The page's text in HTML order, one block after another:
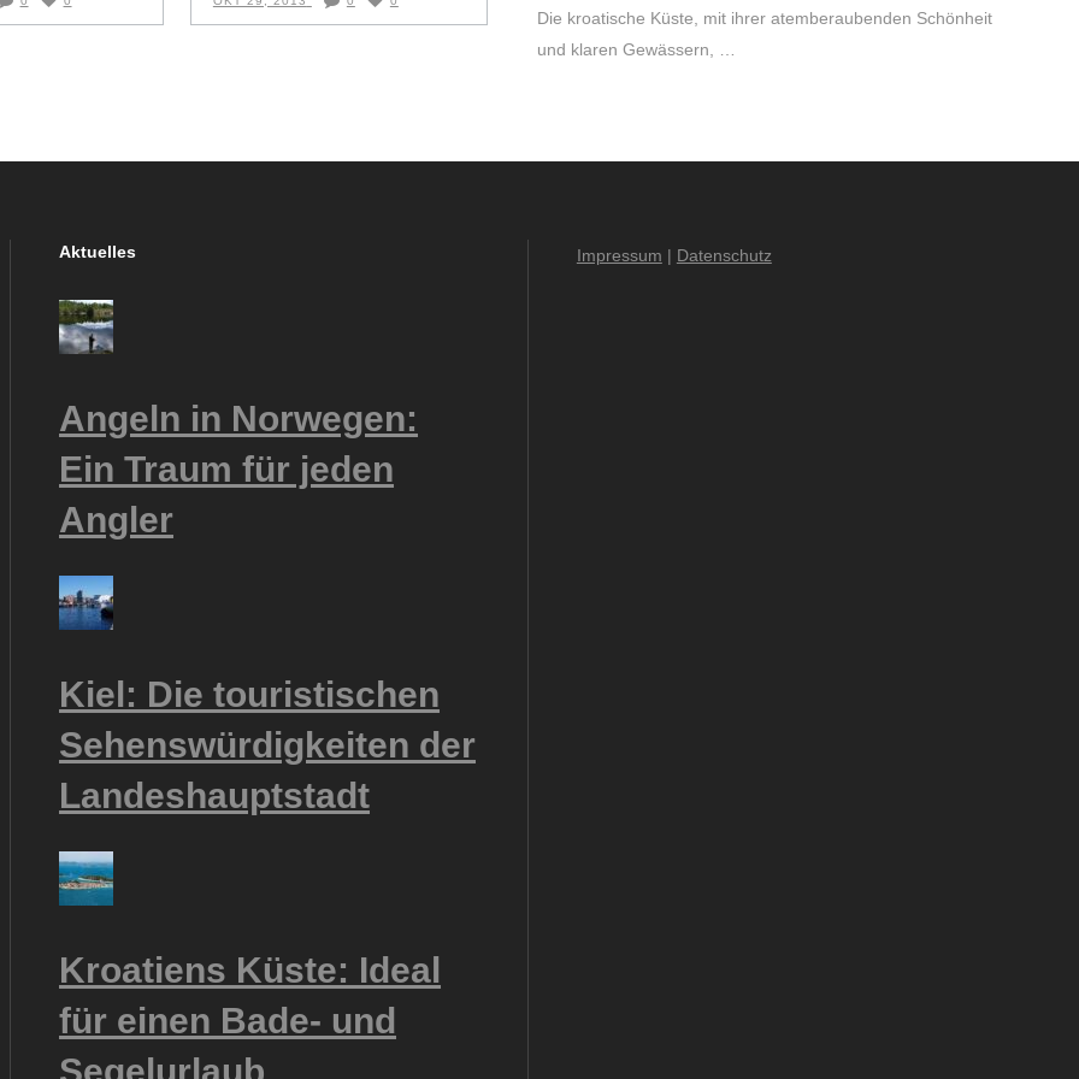
Die kroatische Küste, mit ihrer atemberaubenden Schönheit
und klaren Gewässern, …
Aktuelles
Angeln in Norwegen:
Ein Traum für jeden
Angler
Kiel: Die touristischen
Sehenswürdigkeiten der
Landeshauptstadt
Kroatiens Küste: Ideal
für einen Bade- und
Impressum | Datenschutz